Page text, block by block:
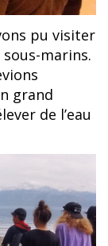
pu visiter
marins.
grand
de l’eau